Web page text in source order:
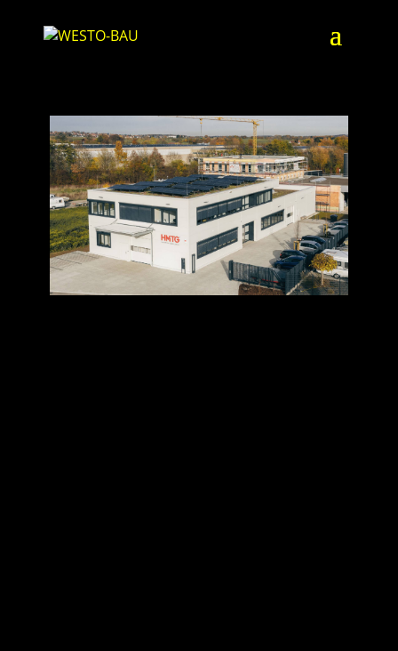
HARTMETALL | AICHTAL